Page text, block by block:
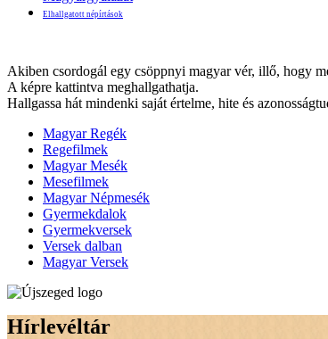
Elhallgatott népírtások
Akiben csordogál egy csöppnyi magyar vér, illő, hogy
A képre kattintva meghallgathatja.
Hallgassa hát mindenki saját értelme, hite és
Magyar Regék
Regefilmek
Magyar Mesék
Mesefilmek
Magyar Népmesék
Gyermekdalok
Gyermekversek
Versek dalban
Magyar Versek
Hírlevéltár